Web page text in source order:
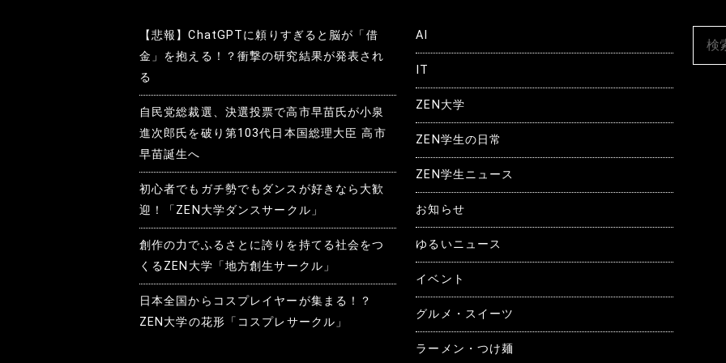
【悲報】ChatGPTに頼りすぎると脳が「借
金」を抱える！？衝撃の研究結果が発表され
る
自民党総裁選、決選投票で高市早苗氏が小泉
進次郎氏を破り第103代日本国総理大臣 高市
早苗誕生へ
初心者でもガチ勢でもダンスが好きなら大歓
迎！「ZEN大学ダンスサークル」
創作の力でふるさとに誇りを持てる社会をつ
くるZEN大学「地方創生サークル」
日本全国からコスプレイヤーが集まる！？
ZEN大学の花形「コスプレサークル」
AI
IT
ZEN大学
ZEN学生の日常
ZEN学生ニュース
お知らせ
ゆるいニュース
イベント
グルメ・スイーツ
ラーメン・つけ麺